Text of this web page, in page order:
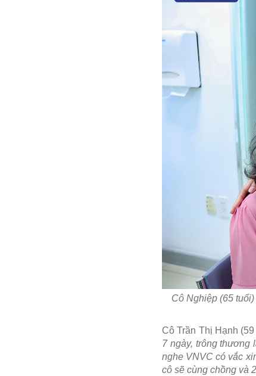
Cô Nghiệp (65
Cô Trần Thị Hạnh
7 ngày, trông thương
nghe VNVC có vắc
cô sẽ cùng chồng và